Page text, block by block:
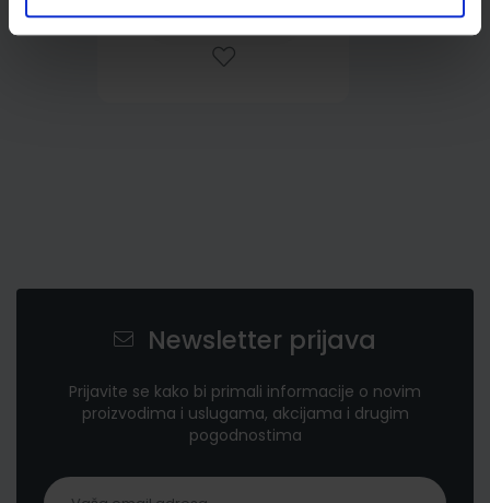
Newsletter prijava
Prijavite se kako bi primali informacije o novim
proizvodima i uslugama, akcijama i drugim
pogodnostima